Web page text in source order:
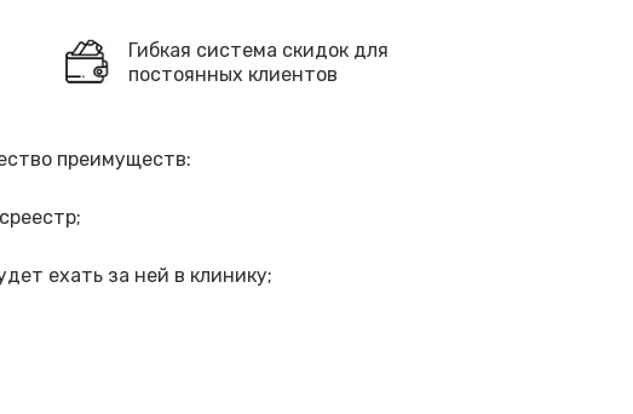
Гибкая система скидок для
постоянных клиентов
преимуществ:
ехать за ней в клинику;